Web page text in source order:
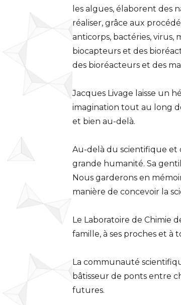
les algues, élaborent des
réaliser, grâce aux
anticorps, bactéries, virus,
biocapteurs et des
des bioréacteurs et des
Jacques Livage laisse un
imagination tout au long
et bien au-delà.
Au-delà du scientifique et
grande humanité. Sa
Nous garderons en
manière de concevoir la
Le Laboratoire de Chimie
famille, à ses proches et à
La communauté
bâtisseur de ponts entre
futures.